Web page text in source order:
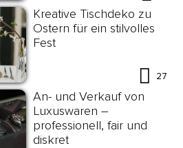
Kreative Tischdeko zu
Ostern für ein stilvolles
Fest
27
An- und Verkauf von
Luxuswaren –
professionell, fair und
diskret